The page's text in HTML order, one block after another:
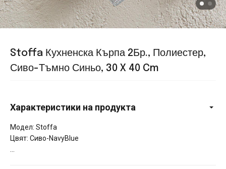
Stoffa Кухненска Кърпа 2Бр., Полиестер,
Сиво-Тъмно Синьо, 30 X 40 Cm
Характеристики на продукта
Модел: Stoffa
Цвят: Сиво-NavyBlue